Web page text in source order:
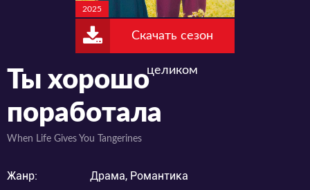
2025
Скачать сезон
целиком
Ты хорошо
поработала
When Life Gives You Tangerines
Жанр:
Драма, Романтика